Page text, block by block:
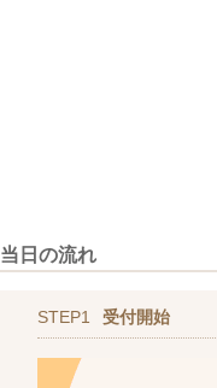
当日の流れ
STEP1 受付開始